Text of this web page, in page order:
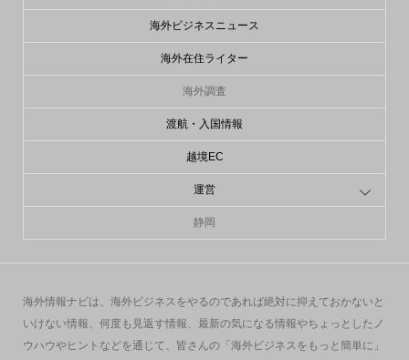
海外ビジネスニュース
海外在住ライター
海外調査
渡航・入国情報
越境EC
運営
静岡
海外情報ナビは、海外ビジネスをやるのであれば絶対に抑えておかないと
いけない情報、何度も見返す情報、最新の気になる情報やちょっとしたノ
ウハウやヒントなどを通じて、皆さんの「海外ビジネスをもっと簡単に」